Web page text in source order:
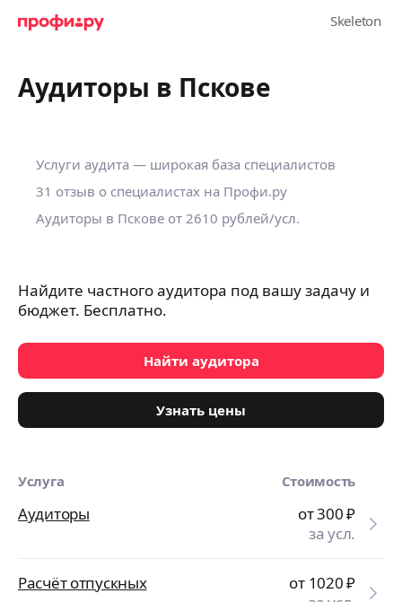
Аудиторы в Пскове
Услуги аудита — широкая база специалистов
31 отзыв о специалистах на Профи.ру
Аудиторы в Пскове от 2610 рублей/усл.
Найдите частного аудитора под вашу задачу и
бюджет. Бесплатно.
Найти аудитора
Узнать цены
Услуга Стоимость
Аудиторы от 300₽
за усл.
Расчёт отпускных от 1020₽